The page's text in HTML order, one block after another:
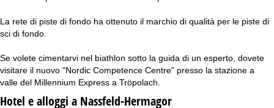
La rete di piste di fondo ha ottenuto il marchio di qualità per le piste di
sci di fondo.
Se volete cimentarvi nel biathlon sotto la guida di un esperto, dovete
visitare il nuovo "Nordic Competence Centre" presso la stazione a
valle del Millennium Express a Tröpolach.
Hotel e alloggi a Nassfeld-Hermagor